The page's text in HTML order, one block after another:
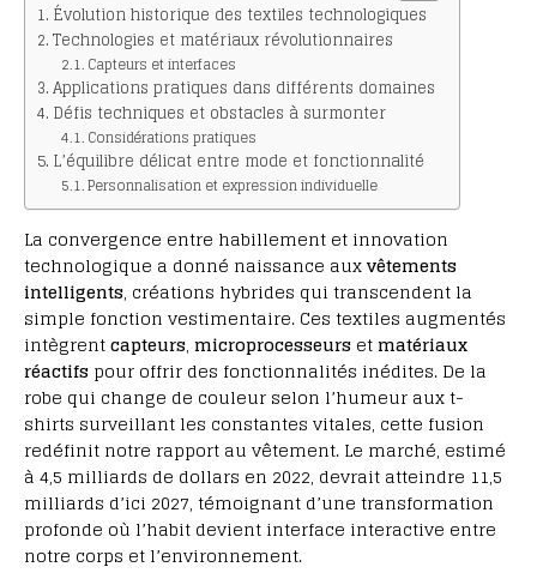
Évolution historique des textiles technologiques
Technologies et matériaux révolutionnaires
Capteurs et interfaces
Applications pratiques dans différents domaines
Défis techniques et obstacles à surmonter
Considérations pratiques
L’équilibre délicat entre mode et fonctionnalité
Personnalisation et expression individuelle
La convergence entre habillement et innovation
technologique a donné naissance auxvêtements
intelligents, créations hybrides qui transcendent la
simple fonction vestimentaire. Ces textiles augmentés
intègrentcapteurs, microprocesseurs etmatériaux
réactifs pour offrir des fonctionnalités inédites. De la
robe qui change de couleur selon l’humeur aux t-
shirts surveillant les constantes vitales, cette fusion
redéfinit notre rapport au vêtement. Le marché, estimé
à 4,5 milliards de dollars en 2022, devrait atteindre 11,5
milliards d’ici 2027, témoignant d’une transformation
profonde où l’habit devient interface interactive entre
notre corps et l’environnement.